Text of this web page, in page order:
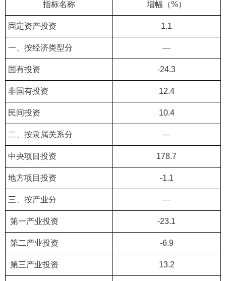
指标名称 增幅（%）
固定资产投资 1.1
一、按经济类型分 —
国有投资 -24.3
非国有投资 12.4
民间投资 10.4
二、按隶属关系分 —
中央项目投资 178.7
地方项目投资 -1.1
三、按产业分 —
第一产业投资 -23.1
第二产业投资 -6.9
第三产业投资 13.2